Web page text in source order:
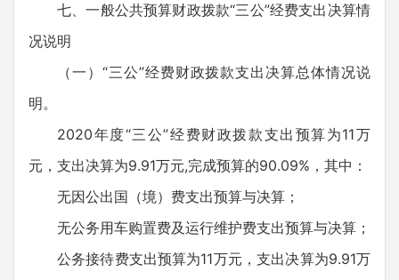
七、一般公共预算财政拨款“三公”经费支出决算情
况说明
（一）“三公”经费财政拨款支出决算总体情况说
明。
2020年度“三公”经费财政拨款支出预算为11万
元，支出决算为9.91万元,完成预算的90.09%，其中：
无因公出国（境）费支出预算与决算；
无公务用车购置费及运行维护费支出预算与决算；
公务接待费支出预算为11万元，支出决算为9.91万